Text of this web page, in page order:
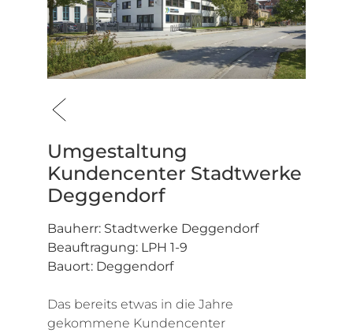
Umgestaltung
Kundencenter Stadtwerke
Deggendorf
Bauherr: Stadtwerke Deggendorf
Beauftragung: LPH 1-9
Bauort: Deggendorf
Das bereits etwas in die Jahre
gekommene Kundencenter